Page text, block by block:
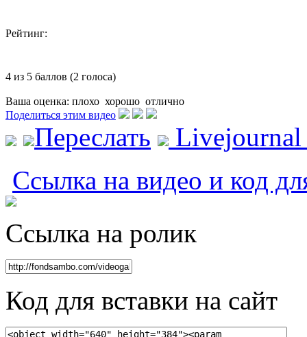
Рейтинг:
4 из 5 баллов (2 голоса)
Ваша оценка: плохо хорошо отлично
Поделиться этим видео
Переслать
Ссылка на видео и код
Ссылка на ролик
Код для вставки на сайт